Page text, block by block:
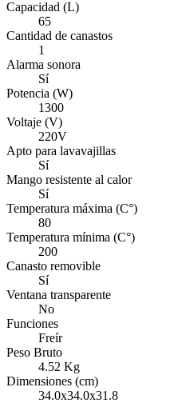
Capacidad (L)
65
Cantidad de canastos
1
Alarma sonora
Sí
Potencia (W)
1300
Voltaje (V)
220V
Apto para lavavajillas
Sí
Mango resistente al calor
Sí
Temperatura máxima (C°)
80
Temperatura mínima (C°)
200
Canasto removible
Sí
Ventana transparente
No
Funciones
Freír
Peso Bruto
4.52 Kg
Dimensiones (cm)
34.0x34.0x31.8